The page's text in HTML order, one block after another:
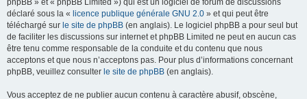
phpBB » et « phpBB Limited ») qui est un logiciel de forum de discussions
déclaré sous la « licence publique générale GNU 2.0 » et qui peut être
téléchargé sur le site de phpBB (en anglais). Le logiciel phpBB a pour seul but
de faciliter les discussions sur internet et phpBB Limited ne peut en aucun cas
être tenu comme responsable de la conduite et du contenu que nous
acceptons et que nous n’acceptons pas. Pour plus d’informations concernant
phpBB, veuillez consulter le site de phpBB (en anglais).
Vous acceptez de ne publier aucun contenu à caractère abusif, obscène,